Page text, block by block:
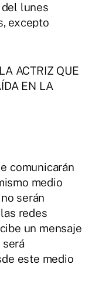
lunes
excepto
ACTRIZ QUE
EN LA
comunicarán
medio
serán
redes
un mensaje
este medio